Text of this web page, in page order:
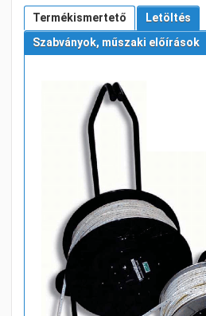
Termékismertető
Letöltés
Szabványok, műszaki előírások